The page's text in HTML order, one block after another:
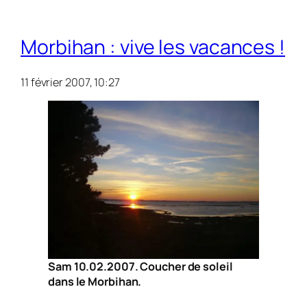
Morbihan : vive les vacances !
11 février 2007, 10:27
Sam 10.02.2007. Coucher de soleil
dans le Morbihan.